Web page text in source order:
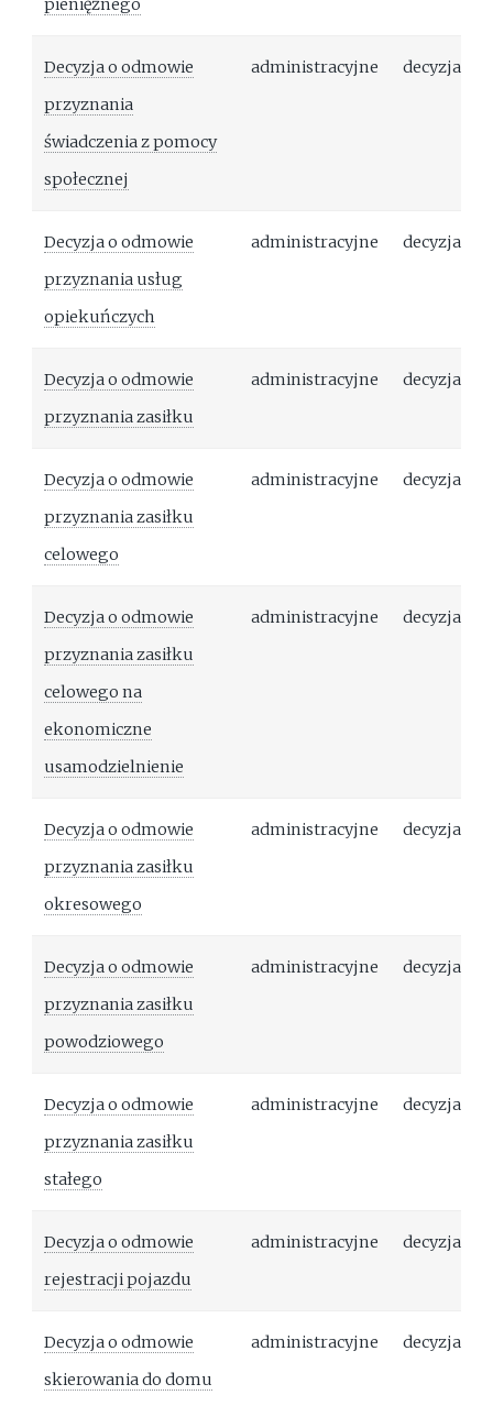
pieniężnego
Decyzja o odmowie
przyznania
świadczenia z pomocy
społecznej
administracyjne decyzja
Decyzja o odmowie
przyznania usług
opiekuńczych
administracyjne decyzja
Decyzja o odmowie
przyznania zasiłku
administracyjne decyzja
Decyzja o odmowie
przyznania zasiłku
celowego
administracyjne decyzja
Decyzja o odmowie
przyznania zasiłku
celowego na
ekonomiczne
usamodzielnienie
administracyjne decyzja
Decyzja o odmowie
przyznania zasiłku
okresowego
administracyjne decyzja
Decyzja o odmowie
przyznania zasiłku
powodziowego
administracyjne decyzja
Decyzja o odmowie
przyznania zasiłku
stałego
administracyjne decyzja
Decyzja o odmowie
rejestracji pojazdu
administracyjne decyzja
Decyzja o odmowie
skierowania do domu
administracyjne decyzja